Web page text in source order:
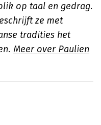
op taal en gedrag.
ze met
tradities het
Meer over Paulien